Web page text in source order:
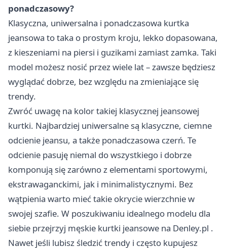
ponadczasowy?
Klasyczna, uniwersalna i ponadczasowa kurtka
jeansowa to taka o prostym kroju, lekko dopasowana,
z kieszeniami na piersi i guzikami zamiast zamka. Taki
model możesz nosić przez wiele lat – zawsze będziesz
wyglądać dobrze, bez względu na zmieniające się
trendy.
Zwróć uwagę na kolor takiej klasycznej jeansowej
kurtki. Najbardziej uniwersalne są klasyczne, ciemne
odcienie jeansu, a także ponadczasowa czerń. Te
odcienie pasuję niemal do wszystkiego i dobrze
komponują się zarówno z elementami sportowymi,
ekstrawaganckimi, jak i minimalistycznymi. Bez
wątpienia warto mieć takie okrycie wierzchnie w
swojej szafie. W poszukiwaniu idealnego modelu dla
siebie przejrzyj męskie kurtki jeansowe na Denley.pl .
Nawet jeśli lubisz śledzić trendy i często kupujesz